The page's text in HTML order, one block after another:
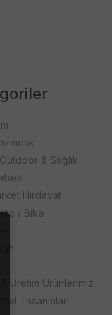
& Sağlık
Hırdavat
/ Bike
& Üretim Ürünlerimiz
Tasarımlar